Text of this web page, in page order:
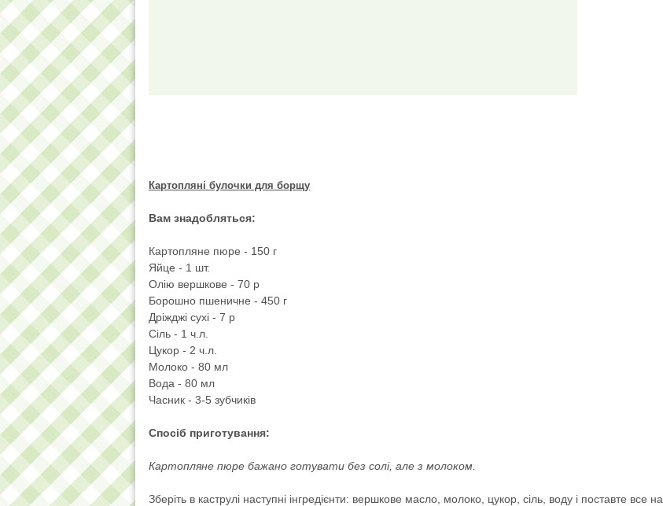
Картопляні булочки для борщу
Вам знадобляться:
Картопляне пюре - 150 г
Яйце - 1 шт.
Олію вершкове - 70 р
Борошно пшеничне - 450 г
Дріжджі сухі - 7 р
Сіль - 1 ч.л.
Цукор - 2 ч.л.
Молоко - 80 мл
Вода - 80 мл
Часник - 3-5 зубчиків
Спосіб приготування:
Картопляне пюре бажано готувати без солі, але з молоком.
Зберіть в каструлі наступні інгредієнти: вершкове масло, молоко, цукор, сіль, воду і поставте все на